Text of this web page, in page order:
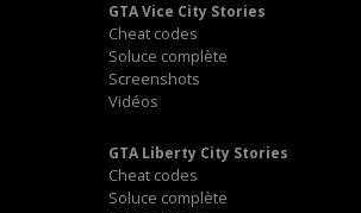
GTA Vice City Stories
Cheat codes
Soluce complète
Screenshots
Vidéos
GTA Liberty City Stories
Cheat codes
Soluce complète